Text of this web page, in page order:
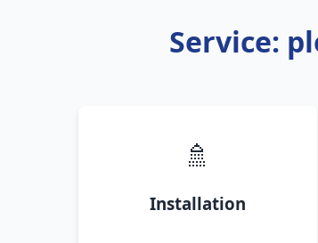
Service:
🚿
Installation